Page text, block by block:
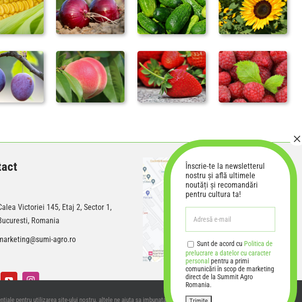
Victoriei 145, Etaj 2, Sector 1,
Romania
agro.ro
Înscrie-te la newsletterul
nostru și află ultimele
noutăți și recomandări
pentru cultura ta!
Sunt de acord cu Politica de
prelucrare a datelor cu caracter
personal pentru a primi
comunicări în scop de marketing
direct de la Summit Agro
Romania.
pentru utilizarea site-ului nostru, altele ne ajuta sa imbunatatim experienta